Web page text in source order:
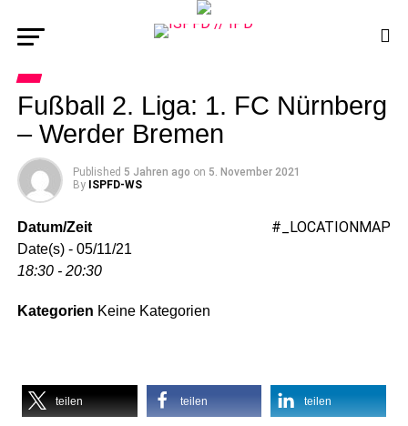
Fußball 2. Liga: 1. FC Nürnberg
– Werder Bremen
Published 5 Jahren ago on 5. November 2021
By ISPFD-WS
#_LOCATIONMAP
Datum/Zeit
Date(s) - 05/11/21
18:30 - 20:30
Kategorien Keine Kategorien
teilen teilen teilen